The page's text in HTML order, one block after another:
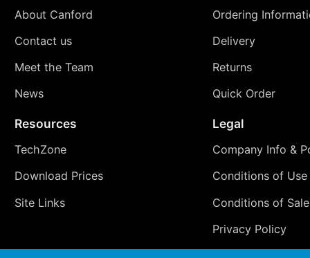
About Canford
Contact us
Meet the Team
News
Ordering
Delivery
Returns
Quick Order
Resources
TechZone
Download Prices
Site Links
Legal
Company Info &
Conditions of Use
Conditions of Sale
Privacy Policy